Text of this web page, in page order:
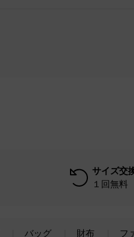
サイズ交
１回無料
バッグ 財布 フ